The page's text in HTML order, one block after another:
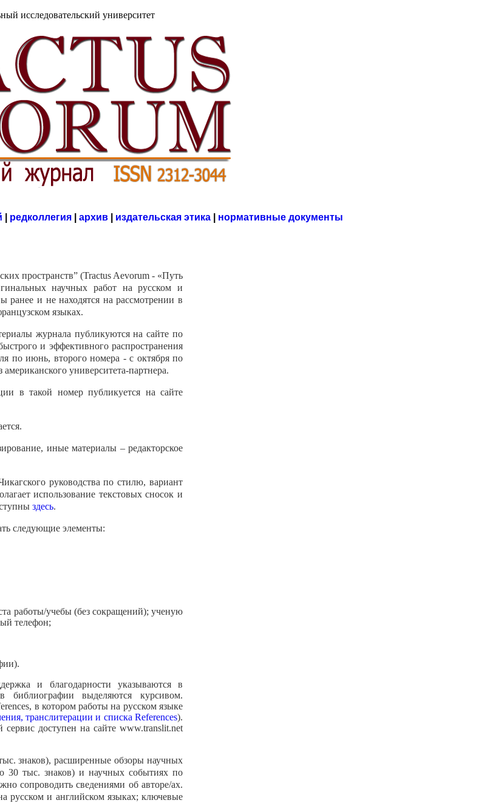
исследовательский университет
редколлегия архив издательская этика
нормативные документы
пространств” (Tractus Aevorum - «Путь
научных работ на русском и
ранее и не находятся на рассмотрении в
языках.
журнала публикуются на сайте по
и эффективного распространения
по июнь, второго номера - с октября по
университета-партнера.
в такой номер публикуется на сайте
иные материалы – редакторское
руководства по стилю, вариант
использование текстовых сносок и
здесь.
следующие элементы:
работы/учебы (без сокращений); ученую
телефон;
и благодарности указываются в
библиографии выделяются курсивом.
в котором работы на русском языке
транслитерации и списка References).
сервис доступен на сайте www.translit.net
знаков), расширенные обзоры научных
30 тыс. знаков) и научных событиях по
сопроводить сведениями об авторе/ах.
русском и английском языках; ключевые